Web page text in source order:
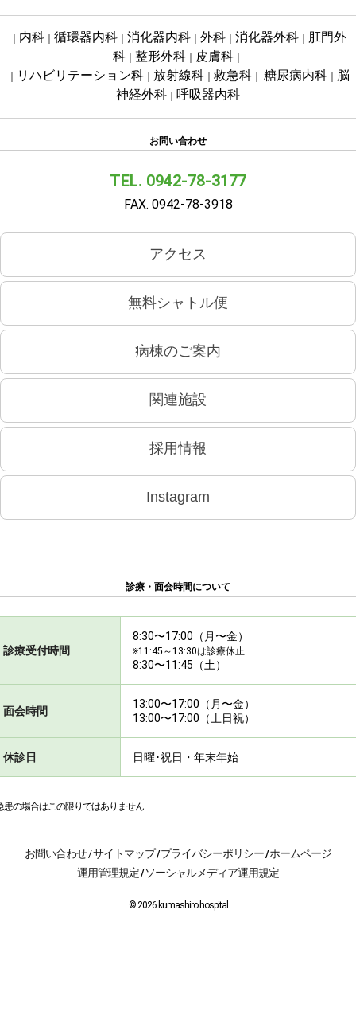
｜ 内科 ｜ 循環器内科 ｜ 消化器内科 ｜ 外科 ｜ 消化器外科 ｜ 肛門外
科 ｜ 整形外科 ｜ 皮膚科 ｜
｜ リハビリテーション科｜ 放射線科｜ 救急科｜ 糖尿病内科｜ 脳
神経外科 ｜ 呼吸器内科
お問い合わせ
TEL. 0942-78-3177
FAX. 0942-78-3918
アクセス
無料シャトル便
病棟のご案内
関連施設
採用情報
Instagram
診療・面会時間について
診療受付時間
8:30〜17:00（月〜金）
※11:45～13:30は診療休止
8:30〜11:45（土）
面会時間
13:00〜17:00（月〜金）
13:00〜17:00（土日祝）
休診日 日曜･祝日・年末年始
患の場合はこの限りではありません
お問い合わせ/サイトマップ/ プライバシーポリシー/ ホームページ
運用管理規定/ ソーシャルメディア運用規定
© 2026 kumashiro hospital